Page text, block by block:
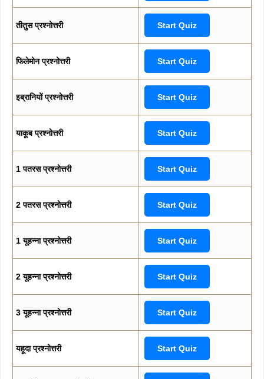
तीतुस प्रश्नोत्तरी Start Quiz
फिलेमोन प्रश्नोत्तरी Start Quiz
इब्रानियों प्रश्नोत्तरी Start Quiz
याकूब प्रश्नोत्तरी Start Quiz
1 पतरस प्रश्नोत्तरी Start Quiz
2 पतरस प्रश्नोत्तरी Start Quiz
1 यूहन्ना प्रश्नोत्तरी Start Quiz
2 यूहन्ना प्रश्नोत्तरी Start Quiz
3 यूहन्ना प्रश्नोत्तरी Start Quiz
यहूदा प्रश्नोत्तरी Start Quiz